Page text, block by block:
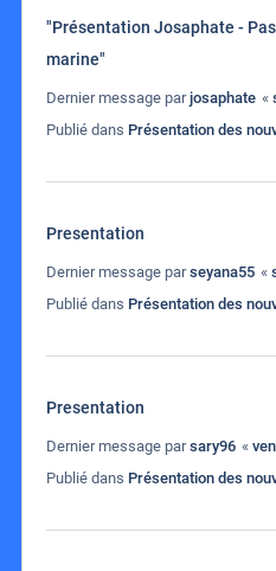
"Présentation Josaphate -
marine"
Dernier message parjosaphate «
Publié dans Présentation des
Presentation
Dernier message parseyana55 «
Publié dans Présentation des
Presentation
Dernier message parsary96 «
Publié dans Présentation des